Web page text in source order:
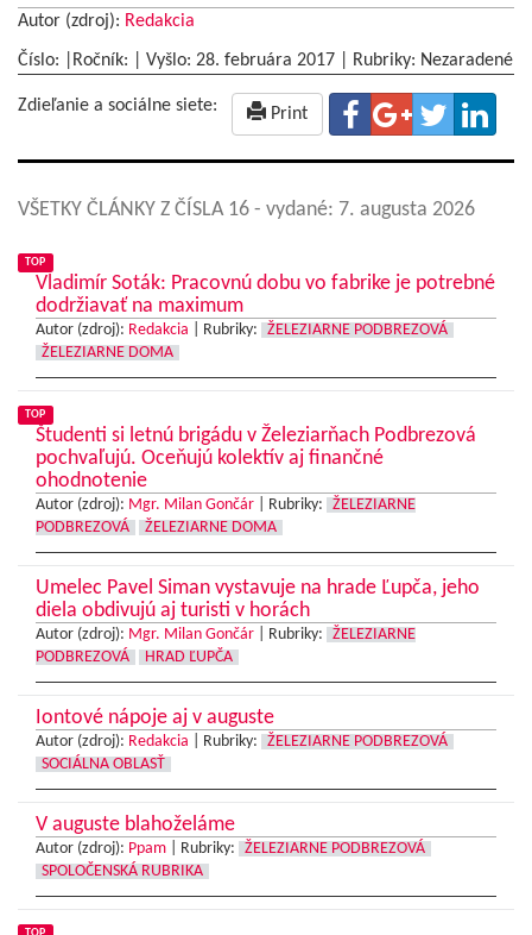
Autor (zdroj): Redakcia
Číslo: |Ročník: | Vyšlo: 28. februára 2017 Rubriky: Nezaradené
Zdieľanie a sociálne siete: Print
VŠETKY ČLÁNKY Z ČÍSLA 16 - vydané: 7. augusta 2026
TOP
Vladimír Soták: Pracovnú dobu vo fabrike je potrebné
dodržiavať na maximum
Autor (zdroj): Redakcia Rubriky:
ŽELEZIARNE PODBREZOVÁ
ŽELEZIARNE DOMA
TOP
Študenti si letnú brigádu v Železiarňach Podbrezová
pochvaľujú. Oceňujú kolektív aj finančné
ohodnotenie
Autor (zdroj): Mgr. Milan Gončár Rubriky:
ŽELEZIARNE
PODBREZOVÁ
ŽELEZIARNE DOMA
Umelec Pavel Siman vystavuje na hrade Ľupča, jeho
diela obdivujú aj turisti v horách
Autor (zdroj): Mgr. Milan Gončár Rubriky:
ŽELEZIARNE
PODBREZOVÁ
HRAD ĽUPČA
Iontové nápoje aj v auguste
Autor (zdroj): Redakcia Rubriky:
ŽELEZIARNE PODBREZOVÁ
SOCIÁLNA OBLASŤ
V auguste blahoželáme
Autor (zdroj): Ppam Rubriky:
ŽELEZIARNE PODBREZOVÁ
SPOLOČENSKÁ RUBRIKA